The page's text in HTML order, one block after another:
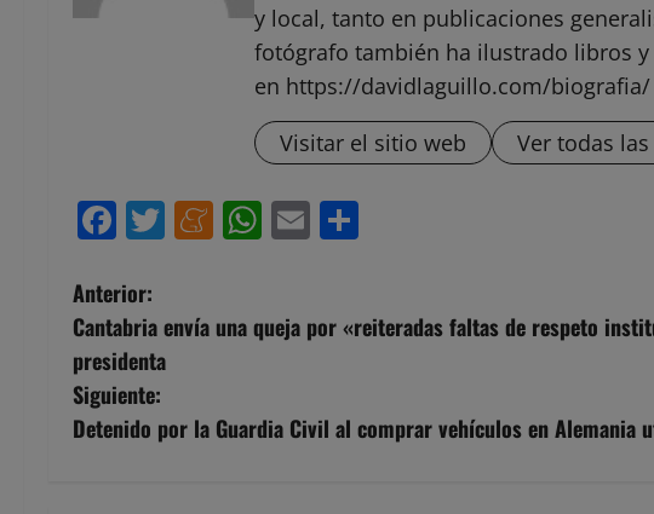
y local, tanto en publicaciones
fotógrafo también ha ilustrado libros
en https://davidlaguillo.com/biografia/
Visitar el sitio web
Ver todas
Facebook
Twitter
Meneame
WhatsApp
Email
N
a
v
e
Anterior:
Cantabria envía una queja por «reiteradas faltas de respeto
presidenta
Siguiente:
Detenido por la Guardia Civil al comprar vehículos en Alemania